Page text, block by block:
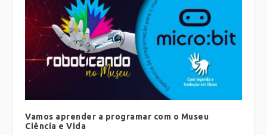
Vamos aprender a programar com o Museu
Ciência e Vida